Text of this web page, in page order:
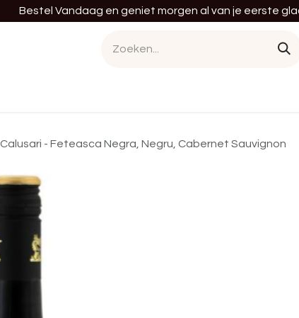
Bestel Vandaag en geniet morgen al van je eerste
Calusari - Feteasca Negra, Negru, Cabernet Sauvignon